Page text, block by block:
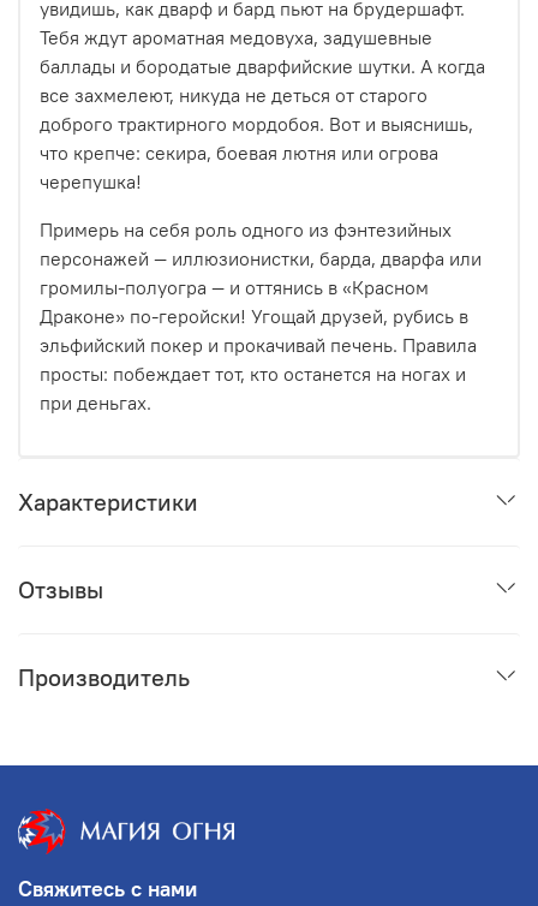
увидишь, как дварф и бард пьют на брудершафт.
Тебя ждут ароматная медовуха, задушевные
баллады и бородатые дварфийские шутки. А когда
все захмелеют, никуда не деться от старого
доброго трактирного мордобоя. Вот и выяснишь,
что крепче: секира, боевая лютня или огрова
черепушка!
Примерь на себя роль одного из фэнтезийных
персонажей — иллюзионистки, барда, дварфа или
громилы-полуогра — и оттянись в «Красном
Драконе» по-геройски! Угощай друзей, рубись в
эльфийский покер и прокачивай печень. Правила
просты: побеждает тот, кто останется на ногах и
при деньгах.
Характеристики
Отзывы
Производитель
Свяжитесь с нами